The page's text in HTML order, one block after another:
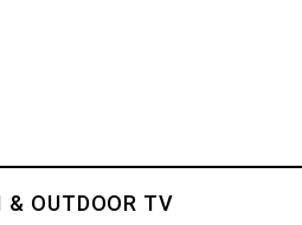
& OUTDOOR TV